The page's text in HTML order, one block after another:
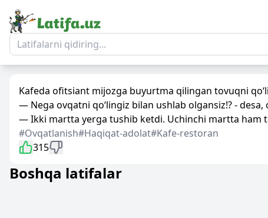
Kafeda ofitsiant mijozga buyurtma qilingan tovuqni
— Nega ovqatni qo‘lingiz bilan ushlab olgansiz!? - desa,
— Ikki martta yerga tushib ketdi. Uchinchi martta ham
#Ovqatlanish#Haqiqat-adolat#Kafe-restoran
315
Boshqa latifalar